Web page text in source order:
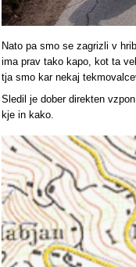
Nato pa smo se zagrizli v
ima prav tako kapo, kot ta
tja smo kar nekaj
Sledil je dober direkten
kje in kako.